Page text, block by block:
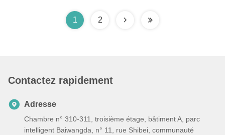
1 2
Contactez rapidement
Adresse
Chambre n° 310-311, troisième étage, bâtiment A, parc
intelligent Baiwangda, n° 11, rue Shibei, communauté